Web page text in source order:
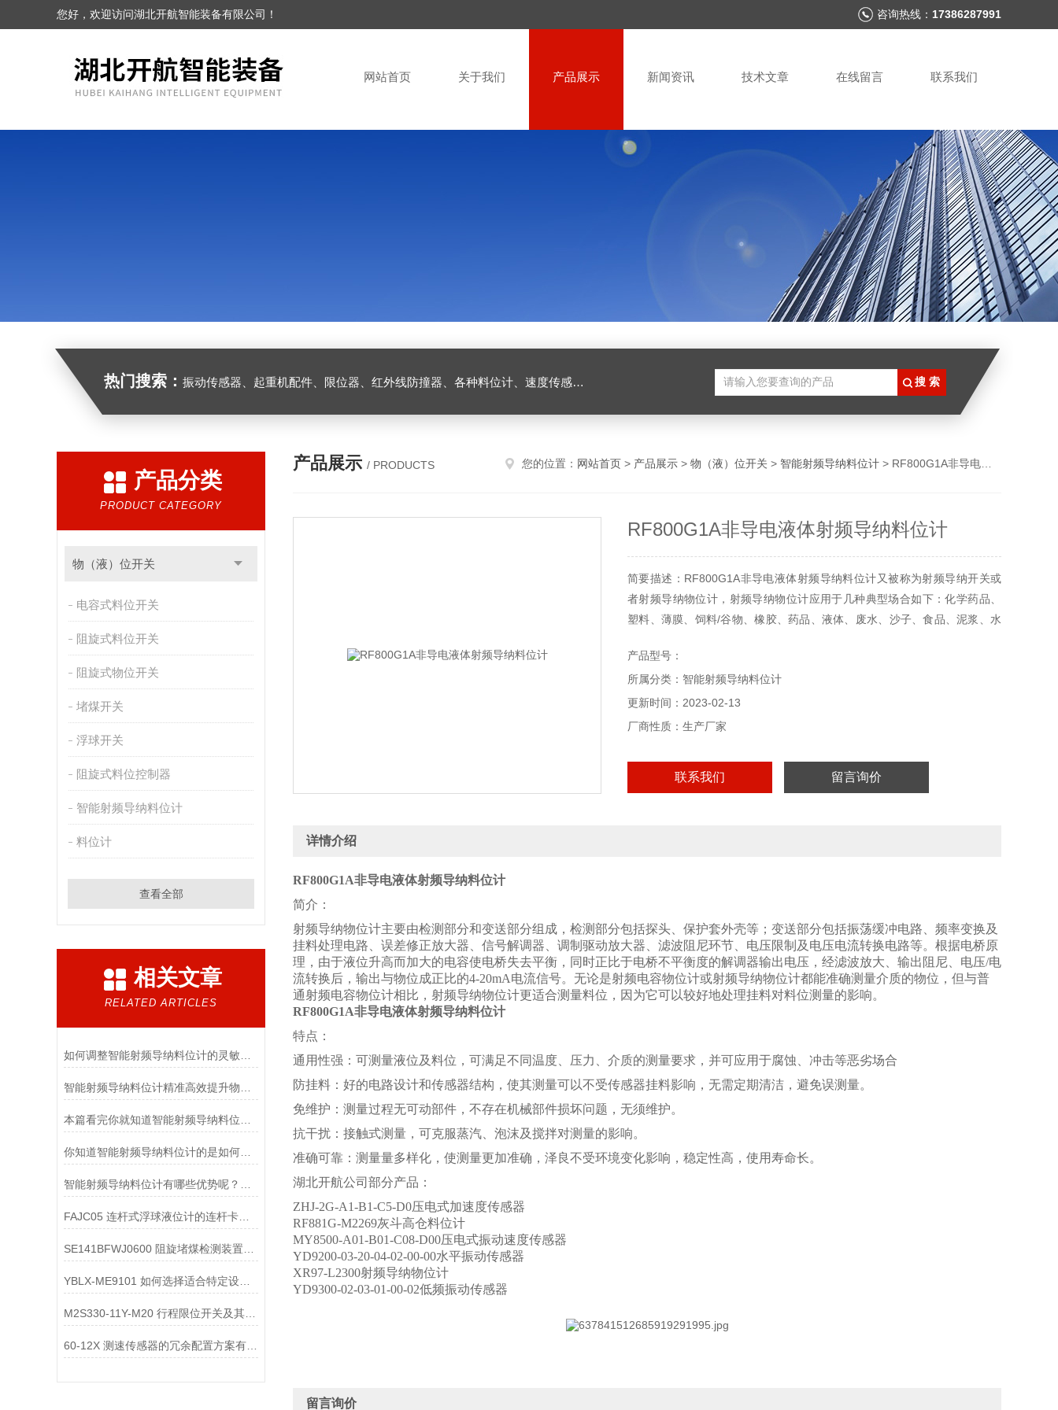
您好，欢迎访问湖北开航智能装备有限公司！ 咨询热线： 17386287991
网站首页 关于我们 产品展示 新闻资讯 技术文章 在线留言 联系我们
热门搜索： 振动传感器、起重机配件、限位器、红外线防撞器、各种料位计、速度传感器、堵煤开关等
产品分类
PRODUCT CATEGORY
物（液）位开关
电容式料位开关
阻旋式料位开关
阻旋式物位开关
堵煤开关
浮球开关
阻旋式料位控制器
智能射频导纳料位计
料位计
查看全部
相关文章
RELATED ARTICLES
你知道智能射频导纳料位计的是如何运行的么
FAJC05 连杆式浮球液位计的连杆卡滞如何处理？
YBLX-ME9101 如何选择适合特定设备的行程限位开关直插式开关触点模块
M2S330-11Y-M20 行程限位开关及其直插式开关触点模块
60-12X 测速传感器的冗余配置方案有哪些？如何选型？
产品展示 / PRODUCTS 您的位置： 网站首页 > 产品展示 > 物（液）位开关 > 智能射频导纳料位计 > RF800G1A非导电液体射频导纳料位计
RF800G1A非导电液体射频导纳料位计
简要描述：RF800G1A非导电液体射频导纳料位计又被称为射频导纳开关或
者射频导纳物位计，射频导纳物位计应用于几种典型场合如下：化学药品、
塑料、薄膜、饲料/谷物、橡胶、药品、液体、废水、沙子、食品、泥浆、水
产品型号：
所属分类：智能射频导纳料位计
更新时间：2023-02-13
厂商性质：生产厂家
联系我们 留言询价
详情介绍
RF800G1A非导电液体射频导纳料位计
简介：
射频导纳物位计主要由检测部分和变送部分组成，检测部分包括探头、保护套外壳等；变送部分包括振荡缓冲电路、频率变换及
挂料处理电路、误差修正放大器、信号解调器、调制驱动放大器、滤波阻尼环节、电压限制及电压电流转换电路等。根据电桥原
理，由于液位升高而加大的电容使电桥失去平衡，同时正比于电桥不平衡度的解调器输出电压，经滤波放大、输出阻尼、电压/电
流转换后，输出与物位成正比的4-20mA电流信号。无论是射频电容物位计或射频导纳物位计都能准确测量介质的物位，但与普
通射频电容物位计相比，射频导纳物位计更适合测量料位，因为它可以较好地处理挂料对料位测量的影响。
RF800G1A非导电液体射频导纳料位计
特点：
通用性强：可测量液位及料位，可满足不同温度、压力、介质的测量要求，并可应用于腐蚀、冲击等恶劣场合
防挂料：好的电路设计和传感器结构，使其测量可以不受传感器挂料影响，无需定期清洁，避免误测量。
免维护：测量过程无可动部件，不存在机械部件损坏问题，无须维护。
抗干扰：接触式测量，可克服蒸汽、泡沫及搅拌对测量的影响。
准确可靠：测量量多样化，使测量更加准确，泽良不受环境变化影响，稳定性高，使用寿命长。
湖北开航公司部分产品：
ZHJ-2G-A1-B1-C5-D0压电式加速度传感器
RF881G-M2269灰斗高仓料位计
MY8500-A01-B01-C08-D00压电式振动速度传感器
YD9200-03-20-04-02-00-00水平振动传感器
XR97-L2300射频导纳物位计
YD9300-02-03-01-00-02低频振动传感器
留言询价